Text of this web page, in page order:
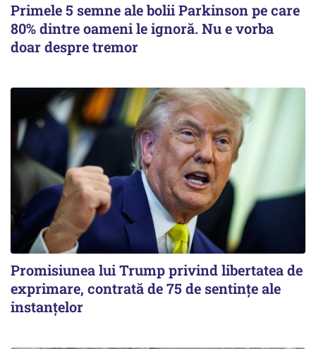
Primele 5 semne ale bolii Parkinson pe care
80% dintre oameni le ignoră. Nu e vorba
doar despre tremor
Promisiunea lui Trump privind libertatea de
exprimare, contrată de 75 de sentințe ale
instanțelor